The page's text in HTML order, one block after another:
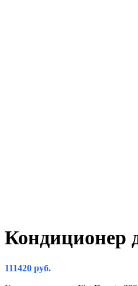
Кондиционер
111420 руб.